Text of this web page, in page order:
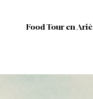
Food Tour en